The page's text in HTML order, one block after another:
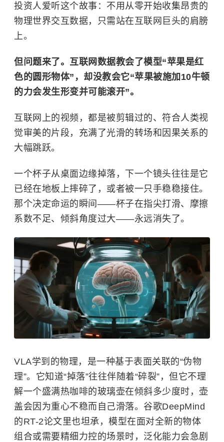
投资人爱听这个故事：不用从零开始收集昂贵的
物理世界交互数据，只需站在互联网巨头的肩膀
上。
但问题来了。互联网数据教会了模型“苹果是红
色的圆形物体”，却没教会它“苹果被施加10牛顿
的力会发生形变并可能滚开”。
互联网上的视频，都是被剪辑过的、符合人类视
觉审美的片段，充满了光滑的转场和因果关系的
大幅跳跃。
一个杯子从桌面边缘掉落，下一个镜头往往是它
已经在地板上摔碎了，或者被一只手稳稳接住。
那个决定命运的瞬间——杯子在指尖打滑、摩擦
系数不足、倾斜角度过大——永远消失了。
VLA学到的物理，是一种基于表面关联的“伪物
理”。它知道“掉落”往往伴随着“碎裂”，但它不理
解一个盛满热咖啡的玻璃壶在倾斜多少度时，壶
盖会因为重心不稳而自己滑落。谷歌DeepMind
的RT-2论文里也坦承，模型在面对全新的物体
组合或需要精细力控的场景时，泛化能力会急剧